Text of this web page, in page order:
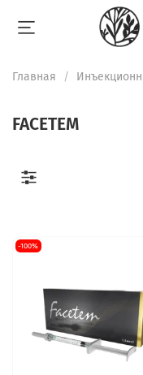
Главная
FACETEM
-100%